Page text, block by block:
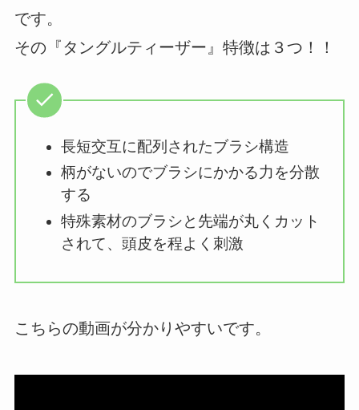
です。
その『タングルティーザー』特徴は３つ！！
長短交互に配列されたブラシ構造
柄がないのでブラシにかかる力を分散
する
特殊素材のブラシと先端が丸くカット
されて、頭皮を程よく刺激
こちらの動画が分かりやすいです。